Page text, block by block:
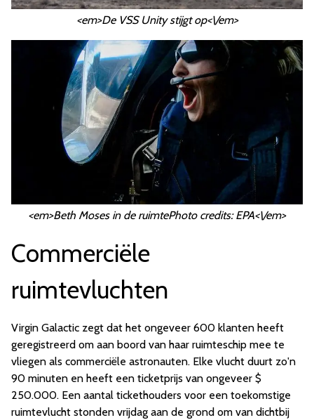
<em>De VSS Unity stijgt op<\/em>
<em>Beth Moses in de ruimtePhoto credits: EPA<\/em>
Commerciële
ruimtevluchten
Virgin Galactic zegt dat het ongeveer 600 klanten heeft
geregistreerd om aan boord van haar ruimteschip mee te
vliegen als commerciële astronauten. Elke vlucht duurt zo'n
90 minuten en heeft een ticketprijs van ongeveer $
250.000. Een aantal tickethouders voor een toekomstige
ruimtevlucht stonden vrijdag aan de grond om van dichtbij